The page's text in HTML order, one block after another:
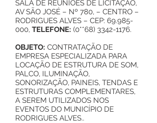
SALA DE REUNIÕES DE LICITAÇÃO,
AV SÃO JOSÉ – Nº 780, – CENTRO –
RODRIGUES ALVES – CEP: 69.985-
000, TELEFONE: (0**68) 3342-1176.
OBJETO: CONTRATAÇÃO DE
EMPRESA ESPECIALIZADA PARA
LOCAÇÃO DE ESTRUTURA DE SOM,
PALCO, ILUMINAÇÃO,
SONORIZAÇÃO, PAINEIS, TENDAS E
ESTRUTURAS COMPLEMENTARES,
A SEREM UTILIZADOS NOS
EVENTOS DO MUNICÍPIO DE
RODRIGUES ALVES..